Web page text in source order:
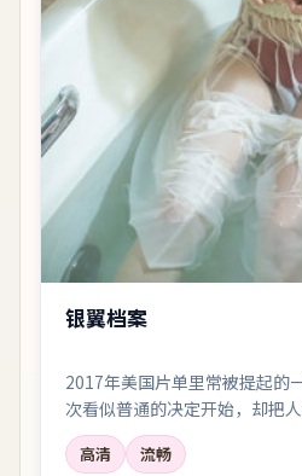
银翼档案
2017年美国片单里常被提起的
次看似普通的决定开始，却把
路；剪辑利落，情绪像潮水一样
高清
流畅